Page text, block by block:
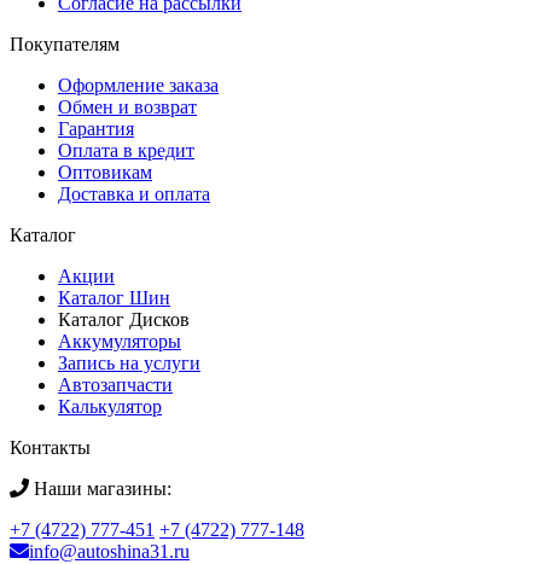
Покупателям
Оформление заказа
Обмен и возврат
Гарантия
Оплата в кредит
Оптовикам
Доставка и оплата
Каталог
Акции
Каталог Шин
Каталог Дисков
Аккумуляторы
Запись на услуги
Автозапчасти
Калькулятор
Контакты
Наши магазины:
+7 (4722) 777-451 +7 (4722) 777-148
info@autoshina31.ru